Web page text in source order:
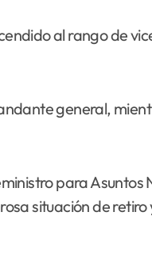
al rango de
general,
para Asuntos
situación de